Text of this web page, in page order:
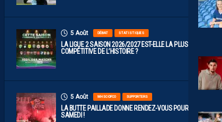
5 Août DÉBAT STATISTIQUES
LA LIGUE 2 SAISON 2026/2027 EST-ELLE LA PLUS
COMPÉTITIVE DE L’HISTOIRE ?
5 Août MHSC-DFCO SUPPORTERS
LA BUTTE PAILLADE DONNE RENDEZ-VOUS POUR
SAMEDI !